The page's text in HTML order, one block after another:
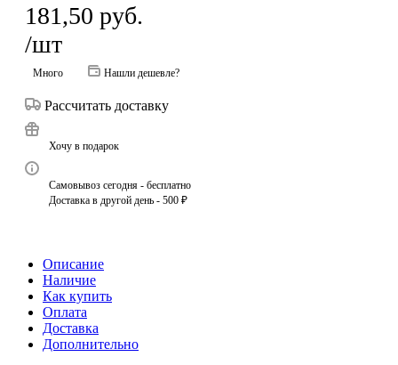
181,50 руб.
/шт
Много Нашли дешевле?
Рассчитать доставку
Хочу в подарок
Самовывоз сегодня - бесплатно
Доставка в другой день - 500 ₽
Описание
Наличие
Как купить
Оплата
Доставка
Дополнительно